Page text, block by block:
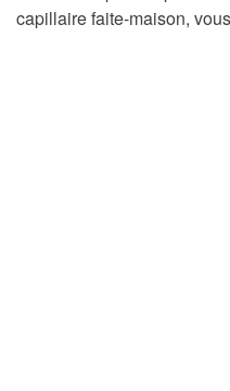
capillaire faite-maison,